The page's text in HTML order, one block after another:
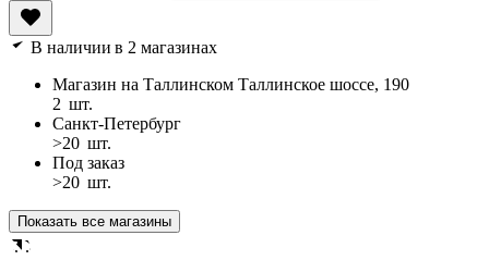
В наличии в 2 магазинах
Магазин на Таллинском Таллинское шоссе, 190
2 шт.
Санкт-Петербург
>20 шт.
Под заказ
>20 шт.
Показать все магазины